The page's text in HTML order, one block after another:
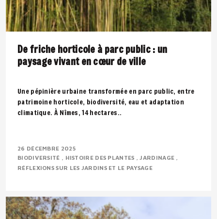
De friche horticole à parc public : un
paysage vivant en cœur de ville
Une pépinière urbaine transformée en parc public, entre
patrimoine horticole, biodiversité, eau et adaptation
climatique. À Nîmes, 14 hectares..
26 DÉCEMBRE 2025
BIODIVERSITÉ
HISTOIRE DES PLANTES
JARDINAGE
RÉFLEXIONS SUR LES JARDINS ET LE PAYSAGE